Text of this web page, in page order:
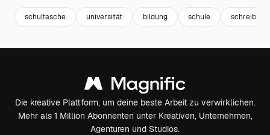
schultasche universität bildung schule
Die kreative Plattform, um deine beste Arbeit zu verwirklichen.
Mehr als 1 Million Abonnenten unter Kreativen, Unternehmen,
Agenturen und Studios.